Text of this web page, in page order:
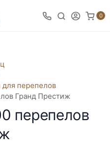
0
перепелов
Гранд Престиж
перепелов